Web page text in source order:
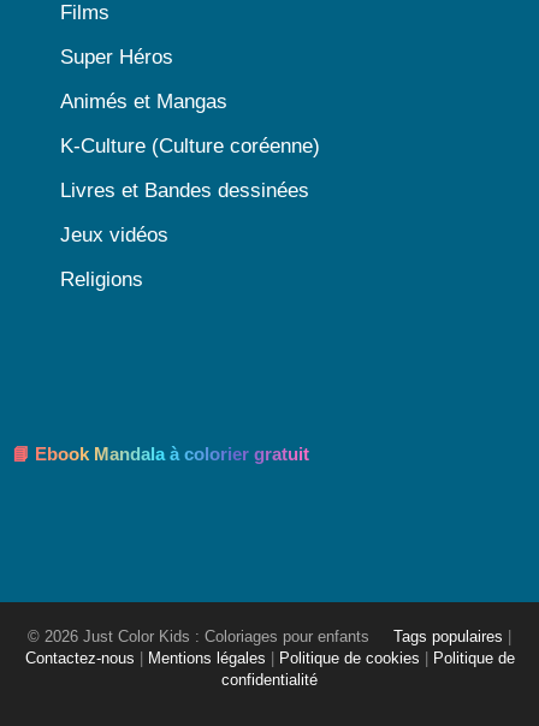
Films
Super Héros
Animés et Mangas
K-Culture (Culture coréenne)
Livres et Bandes dessinées
Jeux vidéos
Religions
📘 Ebook Mandala à colorier gratuit
© 2026 Just Color Kids : Coloriages pour enfants Tags populaires
Contactez-nous
Mentions légales Politique de cookies
Politique de
confidentialité